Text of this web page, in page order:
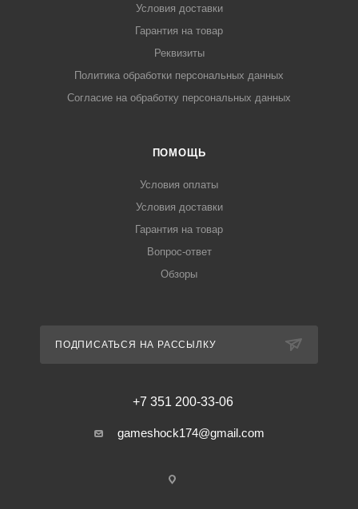
Условия доставки
Гарантия на товар
Реквизиты
Политика обработки персональных данных
Согласие на обработку персональных данных
ПОМОЩЬ
Условия оплаты
Условия доставки
Гарантия на товар
Вопрос-ответ
Обзоры
ПОДПИСАТЬСЯ НА РАССЫЛКУ
+7 351 200-33-06
gameshock174@gmail.com